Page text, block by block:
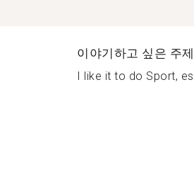
이야기하고 싶은 주제
I like it to do Sport,